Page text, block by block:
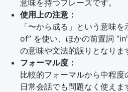
意味を持つフレーズです。
使用上の注意：
「〜から成る」という意味
of” を使い、ほかの前置詞
の意味や文法的誤りとなりま
フォーマル度：
比較的フォーマルから中程度
日常会話でも問題なく使えま